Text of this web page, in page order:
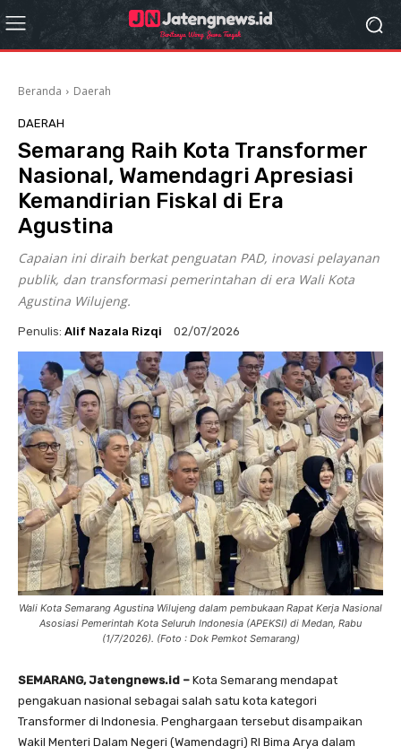
Beranda Daerah
DAERAH
Semarang Raih Kota Transformer
Nasional, Wamendagri Apresiasi
Kemandirian Fiskal di Era
Agustina
Capaian ini diraih berkat penguatan PAD, inovasi pelayanan
publik, dan transformasi pemerintahan di era Wali Kota
Agustina Wilujeng.
Penulis: Alif Nazala Rizqi 02/07/2026
Wali Kota Semarang Agustina Wilujeng dalam pembukaan Rapat Kerja Nasional
Asosiasi Pemerintah Kota Seluruh Indonesia (APEKSI) di Medan, Rabu
(1/7/2026). (Foto : Dok Pemkot Semarang)
SEMARANG, Jatengnews.id – Kota Semarang mendapat
pengakuan nasional sebagai salah satu kota kategori
Transformer di Indonesia. Penghargaan tersebut disampaikan
Wakil Menteri Dalam Negeri (Wamendagri) RI Bima Arya dalam